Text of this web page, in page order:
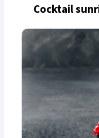
Cocktail